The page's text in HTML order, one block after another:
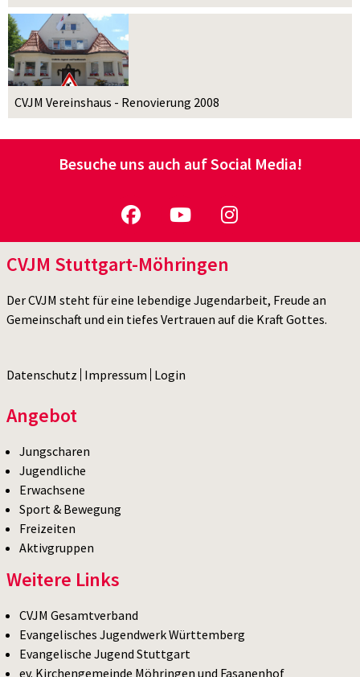
CVJM Vereinshaus - Renovierung 2008
Besuche uns auch auf Social Media!
CVJM Stuttgart-Möhringen
Der CVJM steht für eine lebendige Jugendarbeit, Freude an
Gemeinschaft und ein tiefes Vertrauen auf die Kraft Gottes.
Datenschutz Impressum Login
Angebot
Jungscharen
Jugendliche
Erwachsene
Sport & Bewegung
Freizeiten
Aktivgruppen
Weitere Links
CVJM Gesamtverband
Evangelisches Jugendwerk Württemberg
Evangelische Jugend Stuttgart
ev. Kirchengemeinde Möhringen und Fasanenhof